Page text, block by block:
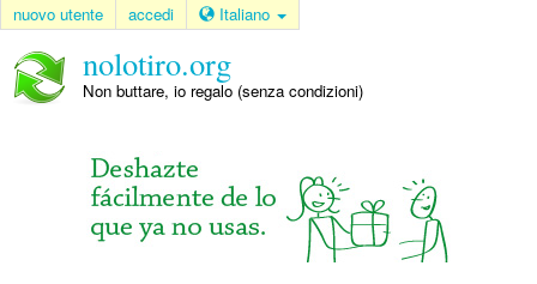
nuovo utente accedi Italiano
nolotiro.org
Non buttare, io regalo (senza condizioni)